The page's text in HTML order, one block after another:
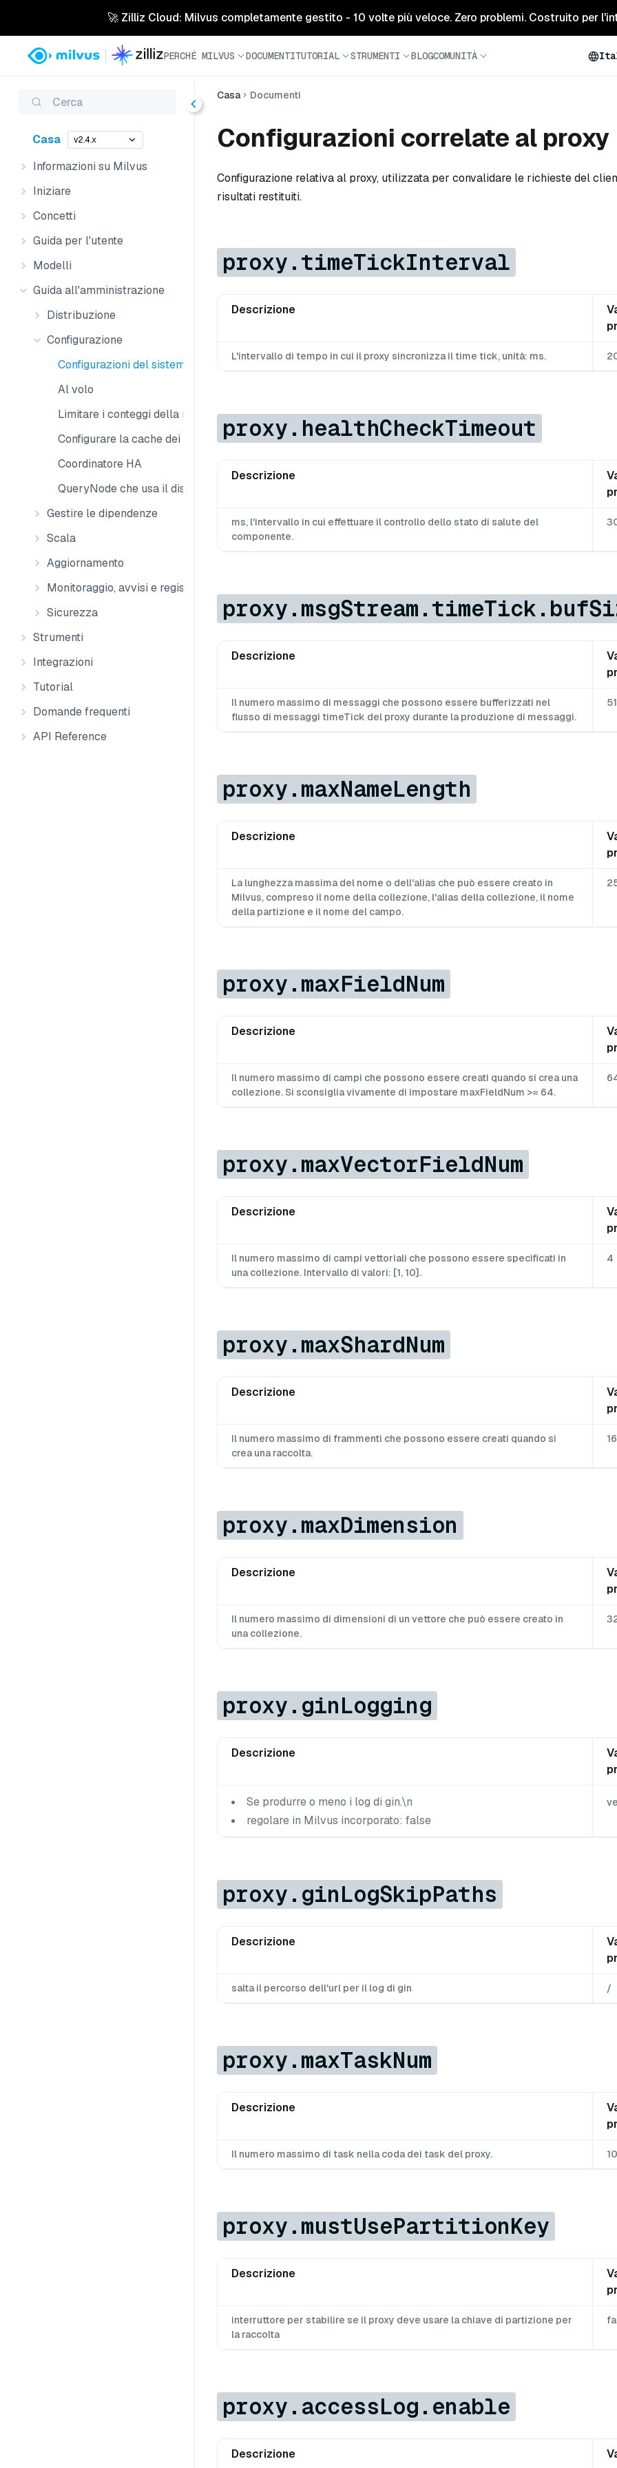
🚀 Zilliz Cloud: Milvus completamente gestito - 10 volte più veloce. Zero problemi. Costruito per
PERCHÉ MILVUS DOCUMENTITUTORIAL STRUMENTI BLOGCOMUNITÀ
Cerca
Casa v2.4.x
Informazioni su Milvus
Iniziare
Concetti
Guida per l'utente
Modelli
Guida all'amministrazione
Distribuzione
Configurazione
Configurazioni del sistema
Al volo
Limitare i conteggi della raccolta
Configurare la cache dei chunk
Coordinatore HA
QueryNode che usa il disco locale
Gestire le dipendenze
Scala
Aggiornamento
Monitoraggio, avvisi e registri
Sicurezza
Strumenti
Integrazioni
Tutorial
Domande frequenti
API Reference
Casa Documenti
Configurazioni correlate al proxy
Configurazione relativa al proxy, utilizzata per convalidare le richieste del
risultati restituiti.
proxy.timeTickInterval
Descrizione
L'intervallo di tempo in cui il proxy sincronizza il time tick, unità: ms.
proxy.healthCheckTimeout
Descrizione
ms, l'intervallo in cui effettuare il controllo dello stato di salute del
componente.
Descrizione
Il numero massimo di messaggi che possono essere bufferizzati nel
flusso di messaggi timeTick del proxy durante la produzione di messaggi.
proxy.maxNameLength
Descrizione
La lunghezza massima del nome o dell'alias che può essere creato in
Milvus, compreso il nome della collezione, l'alias della collezione, il nome
della partizione e il nome del campo.
proxy.maxFieldNum
Descrizione
Il numero massimo di campi che possono essere creati quando si crea una
collezione. Si sconsiglia vivamente di impostare maxFieldNum >= 64.
proxy.maxVectorFieldNum
Descrizione
Il numero massimo di campi vettoriali che possono essere specificati in
una collezione. Intervallo di valori: [1, 10].
4
proxy.maxShardNum
Descrizione
Il numero massimo di frammenti che possono essere creati quando si
crea una raccolta.
16
proxy.maxDimension
Descrizione
Il numero massimo di dimensioni di un vettore che può essere creato in
una collezione.
proxy.ginLogging
Descrizione
Se produrre o meno i log di gin.\n
regolare in Milvus incorporato: false
proxy.ginLogSkipPaths
Descrizione
salta il percorso dell'url per il log di gin /
proxy.maxTaskNum
Descrizione
Il numero massimo di task nella coda dei task del proxy.
proxy.mustUsePartitionKey
Descrizione
interruttore per stabilire se il proxy deve usare la chiave di partizione per
la raccolta
proxy.accessLog.enable
Descrizione